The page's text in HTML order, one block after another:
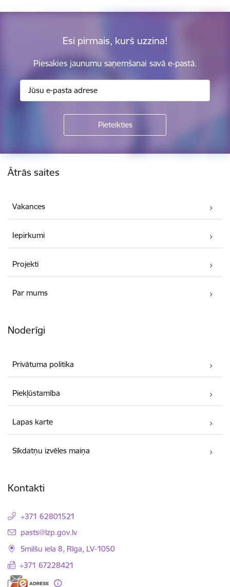
Esi pirmais, kurš uzzina!
Piesakies jaunumu saņemšanai savā e-pastā.
Kājene
Ātrās saites
Vakances
Iepirkumi
Projekti
Par mums
Noderīgi
Privātuma politika
Piekļūstamība
Lapas karte
Sīkdatņu izvēles maiņa
Kontakti
+371 62801521
E-pasts:
pasts@lzp.gov.lv
Smilšu iela 8, Rīga, LV-1050
+371 67228421